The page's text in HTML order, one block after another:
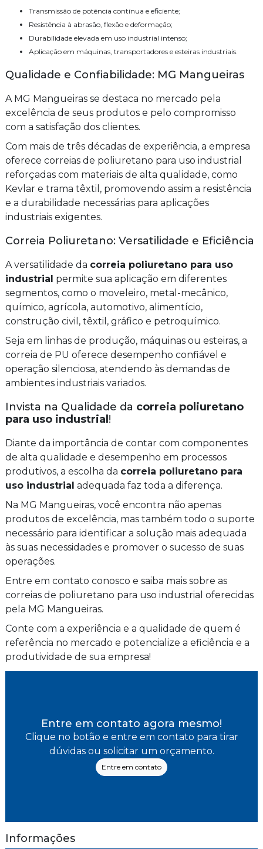
Transmissão de potência contínua e eficiente;
Resistência à abrasão, flexão e deformação;
Durabilidade elevada em uso industrial intenso;
Aplicação em máquinas, transportadores e esteiras industriais.
Qualidade e Confiabilidade: MG Mangueiras
A MG Mangueiras se destaca no mercado pela
excelência de seus produtos e pelo compromisso
com a satisfação dos clientes.
Com mais de três décadas de experiência, a empresa
oferece correias de poliuretano para uso industrial
reforçadas com materiais de alta qualidade, como
Kevlar e trama têxtil, promovendo assim a resistência
e a durabilidade necessárias para aplicações
industriais exigentes.
Correia Poliuretano: Versatilidade e Eficiência
A versatilidade da correia poliuretano para uso
industrial permite sua aplicação em diferentes
segmentos, como o moveleiro, metal-mecânico,
químico, agrícola, automotivo, alimentício,
construção civil, têxtil, gráfico e petroquímico.
Seja em linhas de produção, máquinas ou esteiras, a
correia de PU oferece desempenho confiável e
operação silenciosa, atendendo às demandas de
ambientes industriais variados.
Invista na Qualidade da correia poliuretano
para uso industrial !
Diante da importância de contar com componentes
de alta qualidade e desempenho em processos
produtivos, a escolha da correia poliuretano para
uso industrial adequada faz toda a diferença.
Na MG Mangueiras, você encontra não apenas
produtos de excelência, mas também todo o suporte
necessário para identificar a solução mais adequada
às suas necessidades e promover o sucesso de suas
operações.
Entre em contato conosco e saiba mais sobre as
correias de poliuretano para uso industrial oferecidas
pela MG Mangueiras.
Conte com a experiência e a qualidade de quem é
referência no mercado e potencialize a eficiência e a
produtividade de sua empresa!
Entre em contato agora mesmo!
Clique no botão e entre em contato para tirar
dúvidas ou solicitar um orçamento.
Entre em contato
Informações